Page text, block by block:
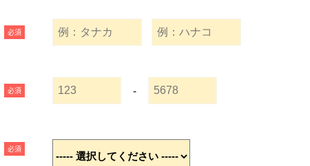
必須
必須 -
必須